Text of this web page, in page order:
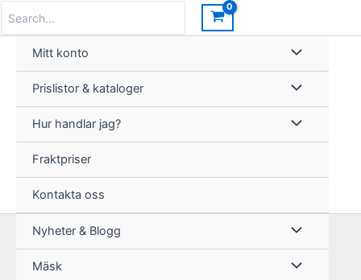
innehåll
for:
Mitt konto
Prislistor & kataloger
Hur handlar jag?
Fraktpriser
Kontakta oss
Nyheter & Blogg
Mäsk